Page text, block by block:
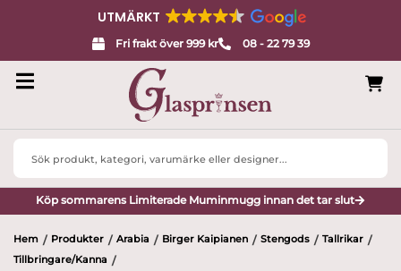
UTMÄRKT
Fri frakt över 999 kr 08 - 22 79 39
Search
Köp sommarens Limiterade Muminmugg innan det tar slut
Hem / Produkter / Arabia / Birger Kaipianen / Stengods / Tallrikar /
Tillbringare/Kanna /